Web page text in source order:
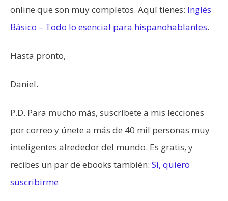
online que son muy completos. Aquí tienes: Inglés
Básico – Todo lo esencial para hispanohablantes.
Hasta pronto,
Daniel.
P.D. Para mucho más, suscríbete a mis lecciones
por correo y únete a más de 40 mil personas muy
inteligentes alrededor del mundo. Es gratis, y
recibes un par de ebooks también: Sí, quiero
suscribirme